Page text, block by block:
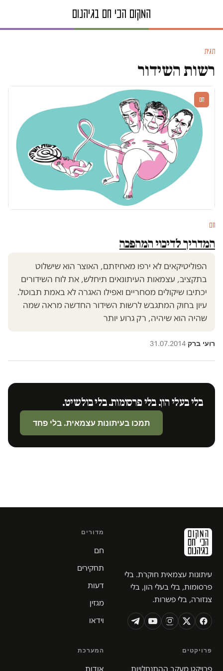
תגית
רשות השידור
חם
חם
המדריך לדיכוי המהפכה
הפוליטיקאים לא ירפו מאחיזתם, האוצר הוא שישלוט
בתקציב, עצמאות העיתונאים תיחלש, את לוח השידורים
יכתיבו שיקולים מסחריים ואפילו האגרה לא באמת תבוטל.
עיון בחוק המתגבש לרשות השידור החדשה מראה שמה
שהיה הוא שיהיה, רק גרוע יותר
רועי ברק·
31.07.2014
בלי בעלי הון. בלי פרסומות. בלי בולשיט.
תמכו בעיתונות עצמאית. בלי פחד
עיתונות עצמאית חוקרת. בלי
פרסומות, בלי בעלי הון, בלי
צנזורה, בלי פשרות.
מדורים
חם
תחקירים
דעות
מגזין
וידאו
פרויקטים
פרויקט מעקב ההתנחלויות
המערכת
אודות